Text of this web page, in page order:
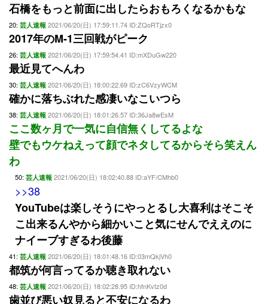
石橋をもっと前面に出したらおもろくなるかもな
20: 芸人速報 2021/06/20(日) 17:59:11.74 ID:ZQoRTjzx0
2017年のM-1三回戦がピーク
26: 芸人速報 2021/06/20(日) 17:59:54.41 ID:mXDuGw220
最近見てへんわ
30: 芸人速報 2021/06/20(日) 18:00:22.69 ID:zC6VzyWCM
確かに落ちぶれた感凄いなこいつら
38: 芸人速報 2021/06/20(日) 18:01:26.57 ID:36Ja8wEsM
ここ数ヶ月で一気に自信無くしてるよな
壁でもウケねえって顔でネタしてるからそら笑えん
わ
50: 芸人速報 2021/06/20(日) 18:02:40.88 ID:aYF/CMhb0
>>38
YouTubeは楽しそうにやっとるし大喜利はそこそ
こ出来るんやから細かいこと気にせんでええのに
ナイーブすぎるわ後藤
41: 芸人速報 2021/06/20(日) 18:01:48.16 ID:03mQkjVh0
都筑が何言ってるか聴き取れない
48: 芸人速報 2021/06/20(日) 18:02:28.95 ID:hfnKvtz0d
歯並び悪い奴見ると不安になるわ